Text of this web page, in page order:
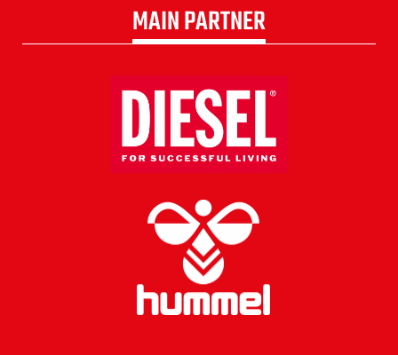
MAIN PARTNER